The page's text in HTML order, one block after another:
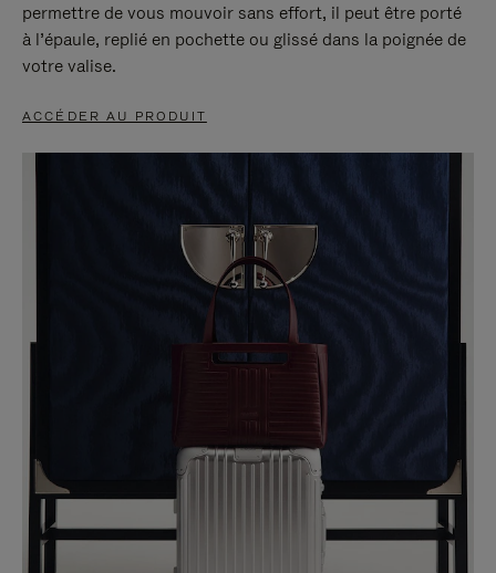
permettre de vous mouvoir sans effort, il peut être porté
à l’épaule, replié en pochette ou glissé dans la poignée de
votre valise.
ACCÉDER AU PRODUIT